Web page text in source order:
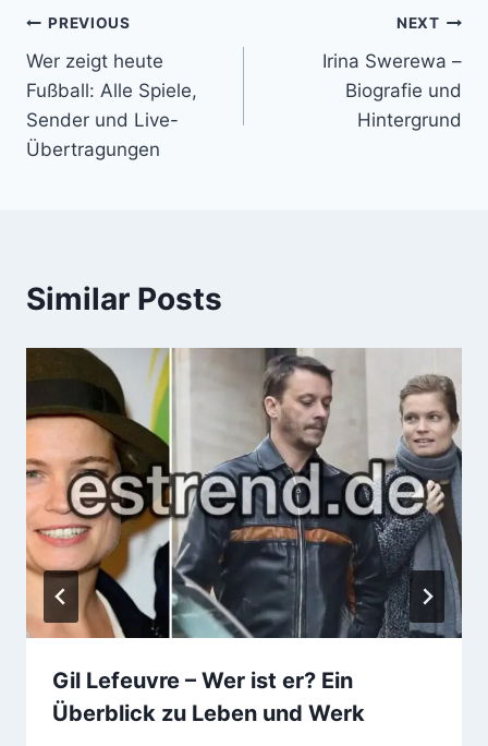
Post
navigation
PREVIOUS
Wer zeigt heute
Fußball: Alle Spiele,
Sender und Live-
Übertragungen
NEXT
Irina Swerewa –
Biografie und
Hintergrund
Similar Posts
Gil Lefeuvre – Wer ist er? Ein
Überblick zu Leben und Werk